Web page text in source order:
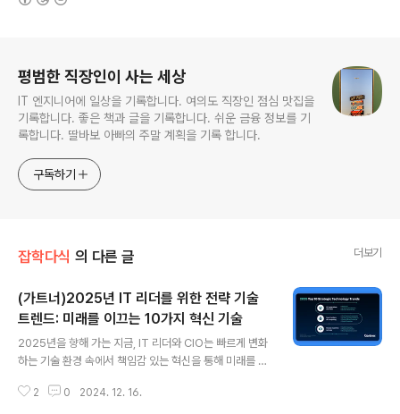
평범한 직장인이 사는 세상
IT 엔지니어에 일상을 기록합니다. 여의도 직장인 점심 맛집을
기록합니다. 좋은 책과 글을 기록합니다. 쉬운 금융 정보를 기
록합니다. 딸바보 아빠의 주말 계획을 기록 합니다.
구독하기
잡학다식 의 다른 글 더보기
(가트너)2025년 IT 리더를 위한 전략 기술
트렌드: 미래를 이끄는 10가지 혁신 기술
2025년을 향해 가는 지금, IT 리더와 CIO는 빠르게 변화
하는 기술 환경 속에서 책임감 있는 혁신을 통해 미래를 설
한 2025년 10대 전략 기술 트렌드는 그 어느 때보다 중요
2 0 2024. 12. 16.